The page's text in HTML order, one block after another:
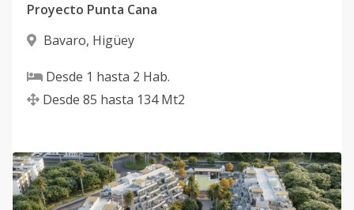
Proyecto Punta Cana
Bavaro, Higüey
Desde 1 hasta 2 Hab.
Desde 85 hasta 134 Mt2